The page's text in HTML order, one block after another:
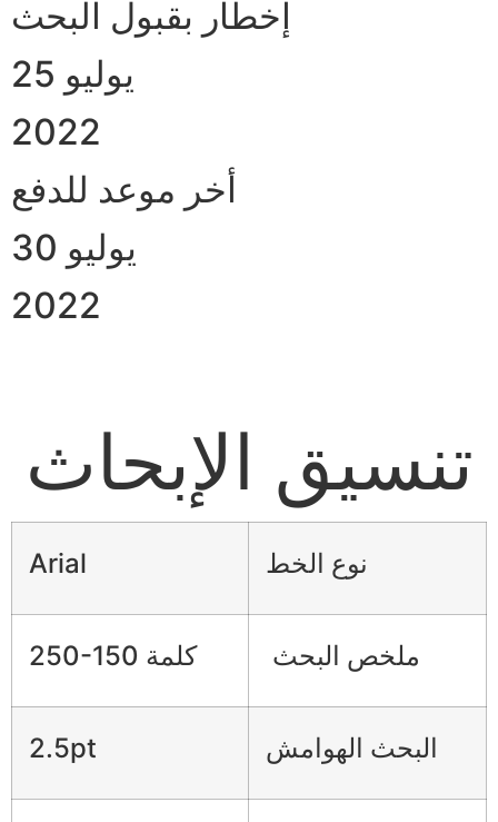
إخطار بقبول البحث
25 يوليو
2022
أخر موعد للدفع
30 يوليو
2022
تنسيق الإبحاث
Arial نوع الخط
250-150 كلمة ملخص البحث
2.5pt البحث الهوامش